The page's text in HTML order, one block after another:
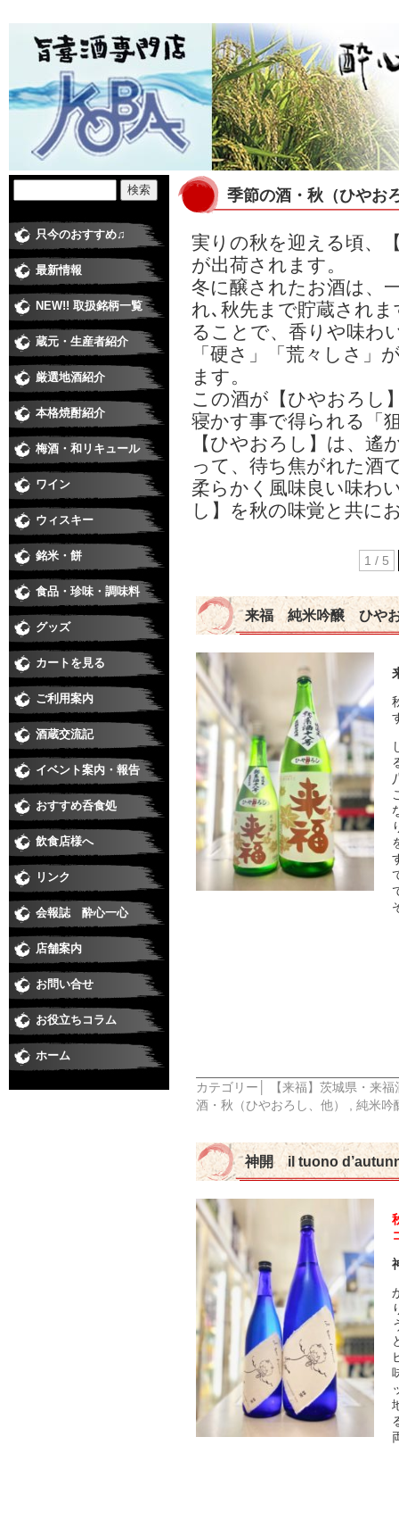
季節の酒・秋（ひやお
実りの秋を迎える頃、
が出荷されます。
冬に醸されたお酒は、
れ､秋先まで貯蔵され
ることで、香りや味わ
「硬さ」「荒々しさ」
ます。
この酒が【ひやおろし
寝かす事で得られる「
【ひやおろし】は、遙
って、待ち焦がれた酒
柔らかく風味良い味わ
し】を秋の味覚と共に
1 / 5
来福 純米吟醸 ひや
カテゴリー│
【来福】茨城県・来福
酒・秋（ひやおろし、他）
純米吟
神開 il tuono
只今のおすすめ♫
最新情報
NEW!! 取扱銘柄一覧
蔵元・生産者紹介 日本酒蔵
焼酎蔵
ワイナリー
梅酒・和リキュール蔵元
米・食品 その他
厳選地酒紹介 純米大吟醸
大吟醸
純米吟醸酒
純米酒
吟醸酒
本醸造
普通酒
にごり酒
極甘口、低アルコール
季節の酒・春
季節の酒・夏
季節の酒・秋（ひやおろし、他）
季節の酒・冬（しぼりたて、他）
本格焼酎紹介 芋焼酎
麦焼酎
米焼酎
黒糖、泡盛、その他
季節の焼酎・春
季節の焼酎・夏
季節の焼酎・秋
季節の焼酎・冬
梅酒・和リキュール 梅酒
和リキュール
ワイン 日本ワイン
赤
白
ロゼ
スパークリング・シャンパン
ウィスキー
銘米・餅
食品・珍味・調味料
グッズ
カートを見る
ご利用案内
酒蔵交流記
イベント案内・報告
おすすめ呑食処 和食
すし
居酒屋・焼鳥
うなぎ
そば
焼肉
洋食・串あげ
中華・ラーメン
ダイニングバー・イタリアン・バー
スナック・ラウンジ・クラブ
喫茶・スイート・たこやき
飲食店様へ
リンク
会報誌 酔心一心
店舗案内
お問い合せ
お役立ちコラム
ホーム